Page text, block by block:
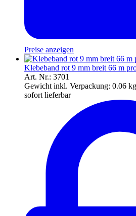
Preise anzeigen
Klebeband rot 9 mm breit 66 m
Art. Nr.: 3701
Gewicht inkl. Verpackung: 0.06 kg
sofort lieferbar